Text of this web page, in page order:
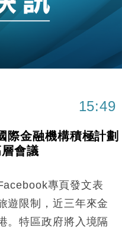
美元 支援Anthropic租用
關稅範圍 14類產品或加徵
14個月 珠寶鐘錶銷售升勢
元回購 派息比率目標維持
球智慧倉儲市場 加快海外
15:49
際金融機構積極計劃
會議
專頁發文表
遊限制，近三年來金
。特區政府將入境隔